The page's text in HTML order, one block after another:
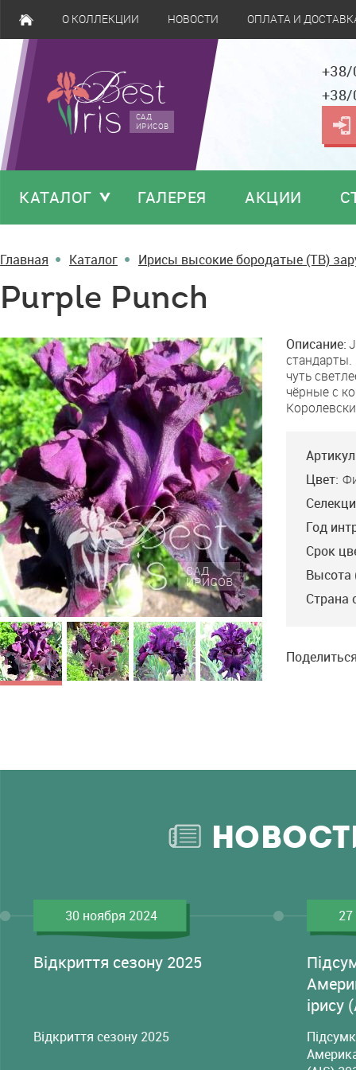
О КОЛЛЕКЦИИ НОВОСТИ ОПЛАТА И
САД
ИРИСОВ
КАТАЛОГ ГАЛЕРЕЯ АКЦИИ
Главная Каталог Ирисы высокие бородатые (TB)
Purple Punch
Purple
Punch
Описание:
чуть
чёрные с
Цвет:
Год
Срок
Высота
Страна
30 ноября 2024
Відкриття сезону 2025
Відкриття сезону 2025
ірису